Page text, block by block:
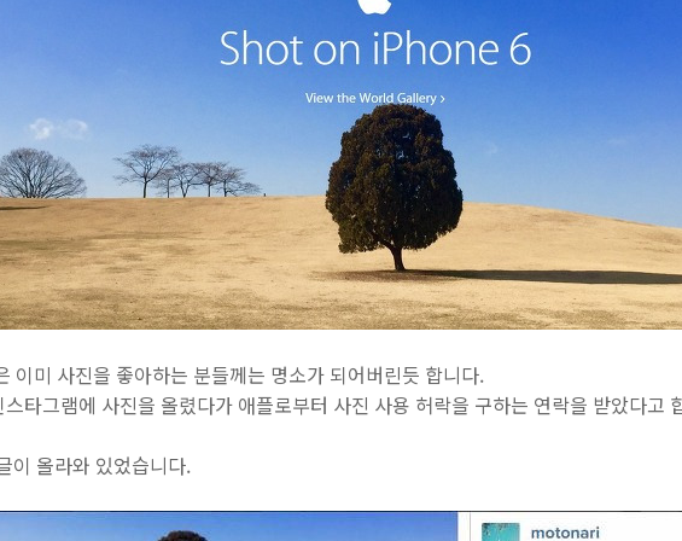
이미 사진을 좋아하는 분들께는 명소가 되어버린듯 합니다.
타그램에 사진을 올렸다가 애플로부터 사진 사용 허락을 구하는 연락을 받았다고
이 올라와 있었습니다.